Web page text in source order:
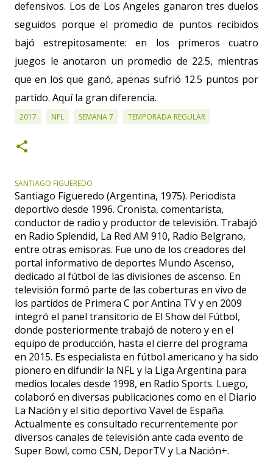
defensivos. Los de Los Angeles ganaron tres duelos
seguidos porque el promedio de puntos recibidos
bajó estrepitosamente: en los primeros cuatro
juegos le anotaron un promedio de 22.5, mientras
que en los que ganó, apenas sufrió 12.5 puntos por
partido. Aquí la gran diferencia.
2017 NFL SEMANA 7 TEMPORADA REGULAR
SANTIAGO FIGUEREDO
Santiago Figueredo (Argentina, 1975). Periodista
deportivo desde 1996. Cronista, comentarista,
conductor de radio y productor de televisión. Trabajó
en Radio Splendid, La Red AM 910, Radio Belgrano,
entre otras emisoras. Fue uno de los creadores del
portal informativo de deportes Mundo Ascenso,
dedicado al fútbol de las divisiones de ascenso. En
televisión formó parte de las coberturas en vivo de
los partidos de Primera C por Antina TV y en 2009
integró el panel transitorio de El Show del Fútbol,
donde posteriormente trabajó de notero y en el
equipo de producción, hasta el cierre del programa
en 2015. Es especialista en fútbol americano y ha sido
pionero en difundir la NFL y la Liga Argentina para
medios locales desde 1998, en Radio Sports. Luego,
colaboró en diversas publicaciones como en el Diario
La Nación y el sitio deportivo Vavel de España.
Actualmente es consultado recurrentemente por
diversos canales de televisión ante cada evento de
Super Bowl, como C5N, DeporTV y La Nación+.